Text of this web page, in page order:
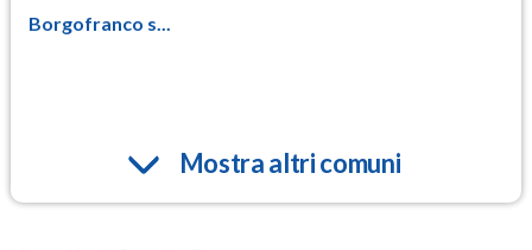
Borgofranco s...
Mostra altri comuni